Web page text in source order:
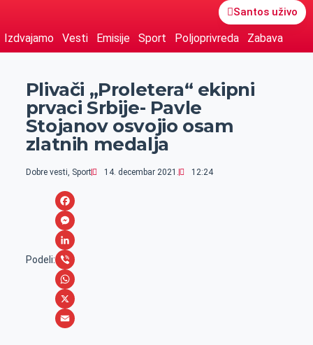
Santos uživo
Izdvajamo Vesti Emisije Sport Poljoprivreda Zabava
Plivači „Proletera“ ekipni
prvaci Srbije- Pavle
Stojanov osvojio osam
zlatnih medalja
Dobre vesti, Sport 14. decembar 2021. 12:24
Podeli:
F
a
c
e
b
o
M
e
s
s
e
L
i
n
k
V
i
b
W
h
X